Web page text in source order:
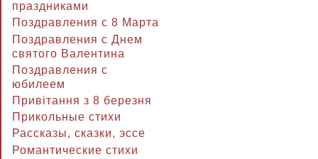
праздниками
Поздравления с 8 Марта
Поздравления с Днем
святого Валентина
Поздравления с
юбилеем
Привітання з 8 березня
Прикольные стихи
Рассказы, сказки, эссе
Романтические стихи